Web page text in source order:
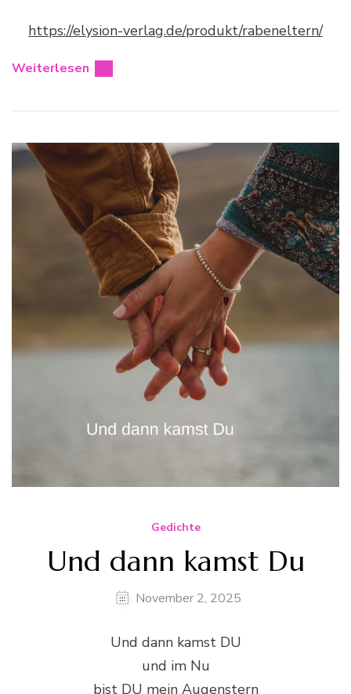
https://elysion-verlag.de/produkt/rabeneltern/
Weiterlesen
Gedichte
Und dann kamst Du
November 2, 2025
Und dann kamst DU
und im Nu
bist DU mein Augenstern